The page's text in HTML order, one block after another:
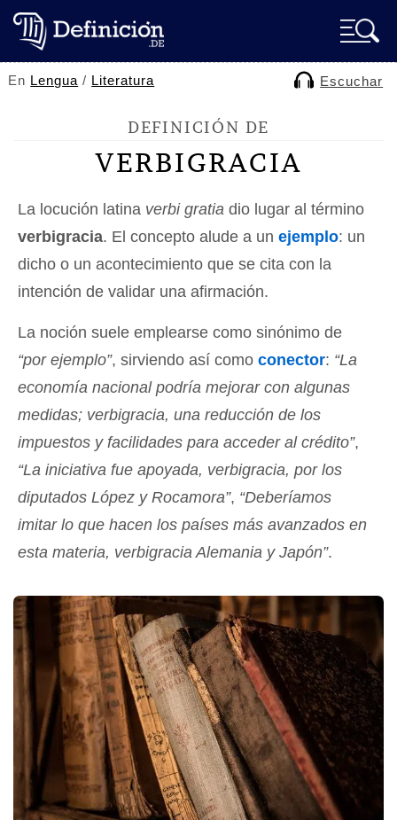
En Lengua / Literatura Escuchar
DEFINICIÓN DE
VERBIGRACIA
La locución latina verbi gratia dio lugar al término
verbigracia. El concepto alude a un ejemplo: un
dicho o un acontecimiento que se cita con la
intención de validar una afirmación.
La noción suele emplearse como sinónimo de
“por ejemplo”, sirviendo así como conector: “La
economía nacional podría mejorar con algunas
medidas; verbigracia, una reducción de los
impuestos y facilidades para acceder al crédito”,
“La iniciativa fue apoyada, verbigracia, por los
diputados López y Rocamora”, “Deberíamos
imitar lo que hacen los países más avanzados en
esta materia, verbigracia Alemania y Japón”.